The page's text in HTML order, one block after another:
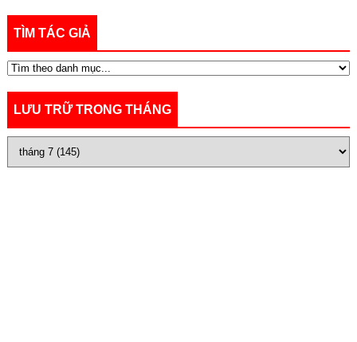
TÌM TÁC GIẢ
LƯU TRỮ TRONG THÁNG